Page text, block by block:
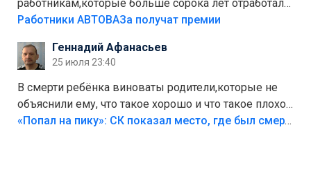
работникам,которые больше сорока лет отработали
на предприятии.
Работники АВТОВАЗа получат премии
Геннадий Афанасьев
25 июля 23:40
В смерти ребёнка виноваты родители,которые не
объяснили ему, что такое хорошо и что такое плохо!
Лезть через такой забор,верх безумия,есть же
«Попал на пику»: СК показал место, где был смертельно травмирован ребенок в Тольятти